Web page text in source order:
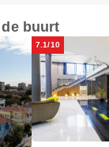
buurt
7.1/10